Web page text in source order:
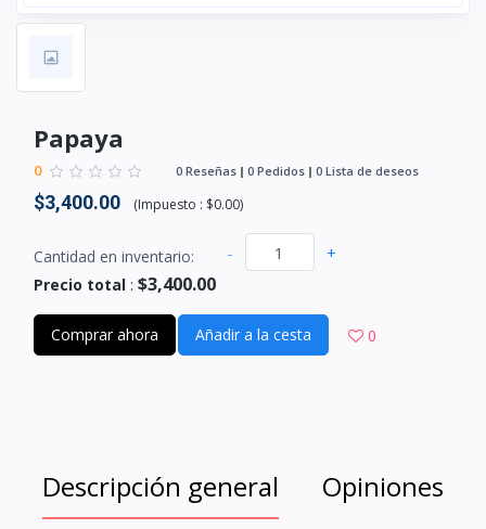
Papaya
0 0 Reseñas 0 Pedidos 0 Lista de deseos
$3,400.00 (Impuesto : $0.00)
Cantidad en inventario: - +
Precio total : $3,400.00
Comprar ahora Añadir a la cesta 0
Descripción general Opiniones